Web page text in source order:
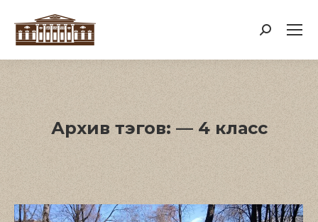
Поиск:
Архив тэгов: — 4 класс